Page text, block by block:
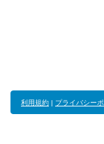
利用規約 | プライバシー